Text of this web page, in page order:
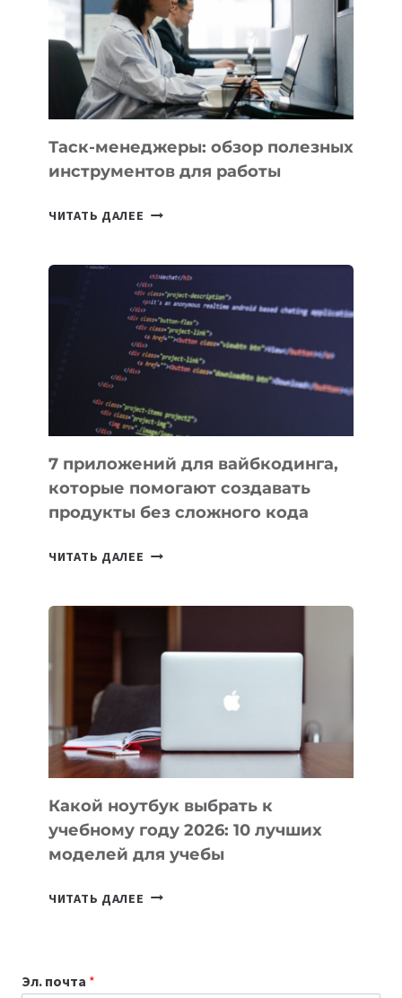
ПО
ИСКУССТВЕННОМУ
ИНТЕЛЛЕКТУ
Таск-менеджеры: обзор полезных
инструментов для работы
ЧИТАТЬ ДАЛЕЕ ТАСК-
ПОЛЕЗНЫХ
ИНСТРУМЕНТОВ
ДЛЯ
РАБОТЫ
7 приложений для вайбкодинга,
которые помогают создавать
продукты без сложного кода
ЧИТАТЬ ДАЛЕЕ
СОЗДАВАТЬ
БЕЗ
СЛОЖНОГО
КОДА
Какой ноутбук выбрать к
учебному году 2026: 10 лучших
моделей для учебы
ЧИТАТЬ ДАЛЕЕ КАКОЙ
Эл. почта *